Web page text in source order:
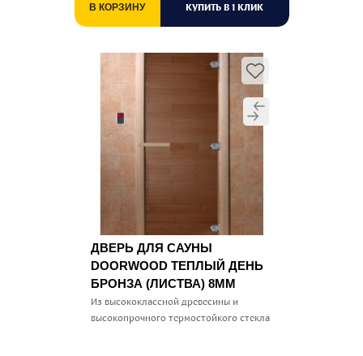
В КОРЗИНУ КУПИТЬ В 1 КЛИК
ДВЕРЬ ДЛЯ САУНЫ
DOORWOOD ТЕПЛЫЙ ДЕНЬ
БРОНЗА (ЛИСТВА) 8ММ
Из высококлассной древесины и
высокопрочного термостойкого стекла